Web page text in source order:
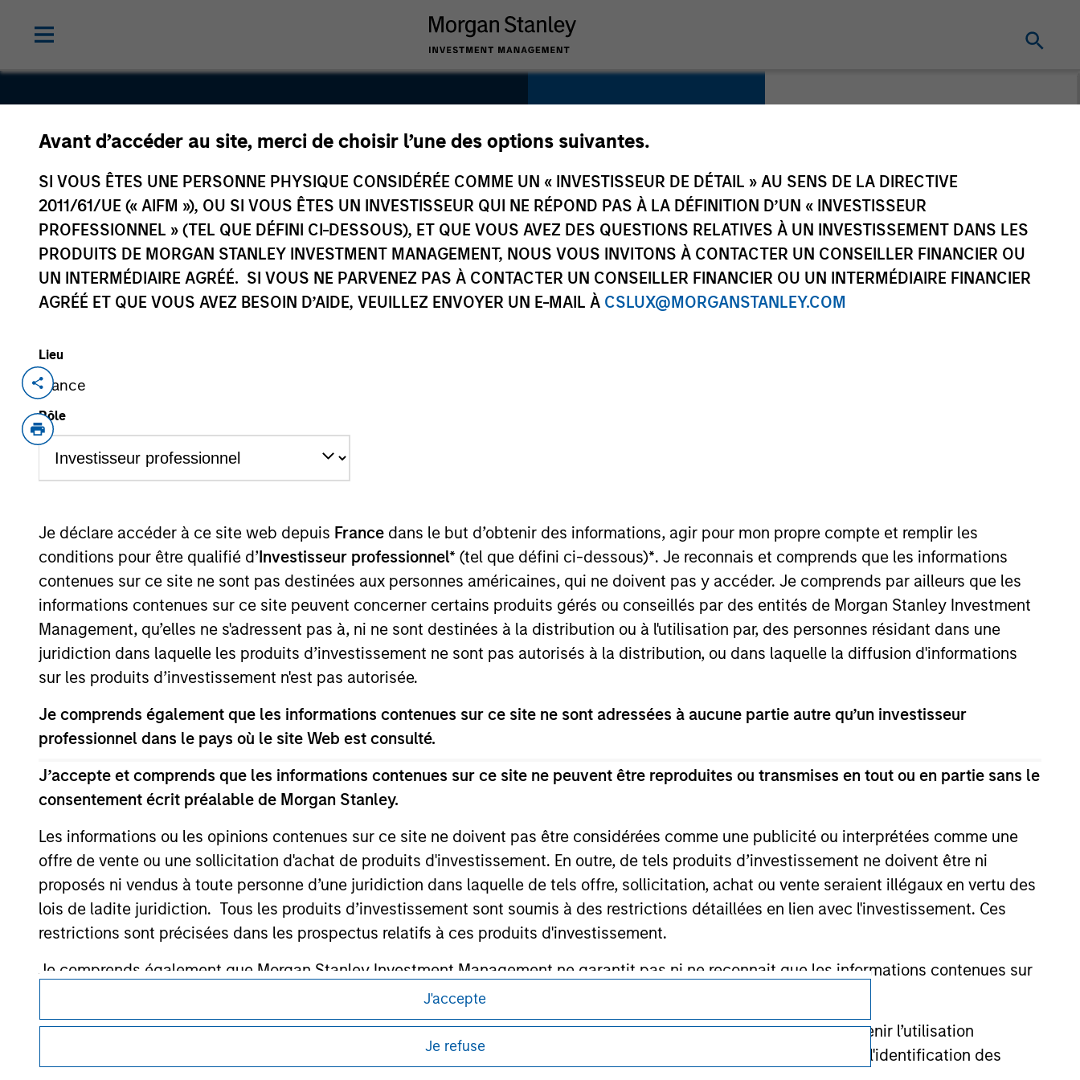
Avant d’accéder au site, merci de choisir l’une des options suivantes.
SI VOUS ÊTES UNE PERSONNE PHYSIQUE CONSIDÉRÉE COMME UN « INVESTISSEUR DE DÉTAIL » AU SENS DE LA DIRECTIVE
2011/61/UE (« AIFM »), OU SI VOUS ÊTES UN INVESTISSEUR QUI NE RÉPOND PAS À LA DÉFINITION D’UN « INVESTISSEUR
PROFESSIONNEL » (TEL QUE DÉFINI CI-DESSOUS), ET QUE VOUS AVEZ DES QUESTIONS RELATIVES À UN INVESTISSEMENT DANS LES
PRODUITS DE MORGAN STANLEY INVESTMENT MANAGEMENT, NOUS VOUS INVITONS À CONTACTER UN CONSEILLER FINANCIER OU
UN INTERMÉDIAIRE AGRÉÉ. SI VOUS NE PARVENEZ PAS À CONTACTER UN CONSEILLER FINANCIER OU UN INTERMÉDIAIRE FINANCIER
AGRÉÉ ET QUE VOUS AVEZ BESOIN D’AIDE, VEUILLEZ ENVOYER UN E-MAIL À CSLUX@MORGANSTANLEY.COM
Lieu
France
Rôle
Je déclare accéder à ce site web depuis France dans le but d’obtenir des informations, agir pour mon propre compte et remplir les
conditions pour être qualifié d’Investisseur professionnel* (tel que défini ci-dessous)*. Je reconnais et comprends que les informations
contenues sur ce site ne sont pas destinées aux personnes américaines, qui ne doivent pas y accéder. Je comprends par ailleurs que les
informations contenues sur ce site peuvent concerner certains produits gérés ou conseillés par des entités de Morgan Stanley Investment
Management, qu’elles ne s'adressent pas à, ni ne sont destinées à la distribution ou à l'utilisation par, des personnes résidant dans une
juridiction dans laquelle les produits d’investissement ne sont pas autorisés à la distribution, ou dans laquelle la diffusion d'informations
sur les produits d’investissement n'est pas autorisée.
Je comprends également que les informations contenues sur ce site ne sont adressées à aucune partie autre qu’un investisseur
professionnel dans le pays où le site Web est consulté.
J’accepte et comprends que les informations contenues sur ce site ne peuvent être reproduites ou transmises en tout ou en partie sans le
consentement écrit préalable de Morgan Stanley.
Les informations ou les opinions contenues sur ce site ne doivent pas être considérées comme une publicité ou interprétées comme une
offre de vente ou une sollicitation d'achat de produits d'investissement. En outre, de tels produits d’investissement ne doivent être ni
proposés ni vendus à toute personne d’une juridiction dans laquelle de tels offre, sollicitation, achat ou vente seraient illégaux en vertu des
lois de ladite juridiction. Tous les produits d’investissement sont soumis à des restrictions détaillées en lien avec l'investissement. Ces
restrictions sont précisées dans les prospectus relatifs à ces produits d'investissement.
Je comprends également que Morgan Stanley Investment Management ne garantit pas ni ne reconnait que les informations contenues sur
ce site soient exactes, complètes ou adaptées à un quelconque usage particulier.
Morgan Stanley Investment Management impose des obligations aux professionnels du secteur financier pour prévenir l’utilisation
détournée de fonds d’investissement à des fins de blanchiment de capitaux, y compris des procédures permettant l'identification des
J'accepte
Je refuse
Hyperon
Industrials
China
Established in May 2016 in Yancheng by Chairman Biqian Liu, Hyperon is one of the largest
membrane producers for membrane bioreactors (“MBR”) in China by capacity. MBR are a
key component used in wastewater treatment plants.
View Site
As of July 25, 2025. The above is provided for informational and educational purposes only. There is no guarantee that the investment mentioned
resulted in positive performance (for realized holdings), or will perform well in the future (for current holdings). The trademarks and service marks
above are the property of their respective owners. The information on this website has not been authorized, sponsored, or otherwise approved by
such owners. By clicking on any links shown here, you agree that you are navigating to a third party site. We are providing these hyperlinks to you
only as a convenience and the inclusion of any hyperlink is not and does not imply any endorsement, approval, investigation, verification or
monitoring by us of any information contained in any hyperlinked site. In no event shall we be responsible for the information contained on the site
Morgan Stanley
Morgan Stanley Careers
Ce document est une communication promotionnelle.
Les utilisateurs sont invités à prendre connaissance des conditions d’utilisation avant d’engager toute
procédure, car celles-ci mentionnent des restrictions légales et réglementaires applicables à la diffusion
des informations relatives aux produits d’investissement de Morgan Stanley Investment Management.
Your Privacy Choices
Conditions d'utilisation